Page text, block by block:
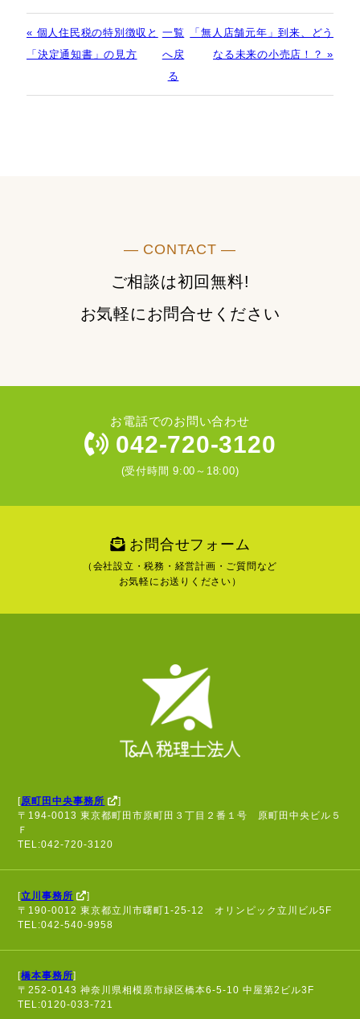
« 個人住民税の特別徴収と
「決定通知書」の見方
一覧
へ戻
る
「無人店舗元年」到来、どう
なる未来の小売店！？ »
― CONTACT ―
ご相談は初回無料!
お気軽にお問合せください
お電話でのお問い合わせ
042-720-3120
(受付時間 9:00～18:00)
お問合せフォーム
（会社設立・税務・経営計画・ご質問など
お気軽にお送りください）
[原町田中央事務所
]
〒194-0013 東京都町田市原町田３丁目２番１号 原町田中央ビル５
Ｆ
TEL:042-720-3120
[立川事務所
]
〒190-0012 東京都立川市曙町1-25-12 オリンピック立川ビル5F
TEL:042-540-9958
[橋本事務所]
〒252-0143 神奈川県相模原市緑区橋本6-5-10 中屋第2ビル3F
TEL:0120-033-721